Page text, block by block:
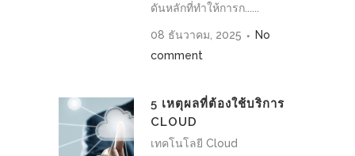
ดันหลักที่ทำให้การก......
08 ธันวาคม, 2025
No
comment
5 เหตุผลที่ต้องใช้บริการ
CLOUD
เทคโนโลยี Cloud